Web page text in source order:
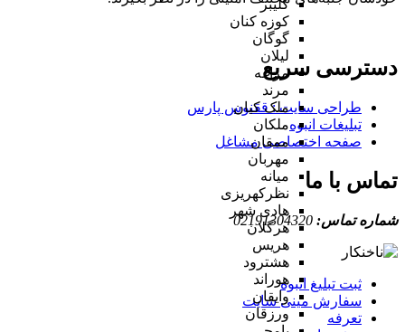
کلیبر
کوزه کنان
گوگان
لیلان
مراغه
مرند
ملک کیان
ملکان
ممقان
مهربان
میانه
نظرکهریزی
هادی شهر
هرگلان
هریس
هشترود
هوراند
وایقان
ورزقان
دسترسی سریع
طراحی سایت :‌ ققنوس پارس
تبلیغات انبوه
صفحه اختصاصی مشاغل
تماس با ما
شماره تماس: 02191304320
ثبت تبلیغ انبوه
سفارش مینی سایت
تعرفه